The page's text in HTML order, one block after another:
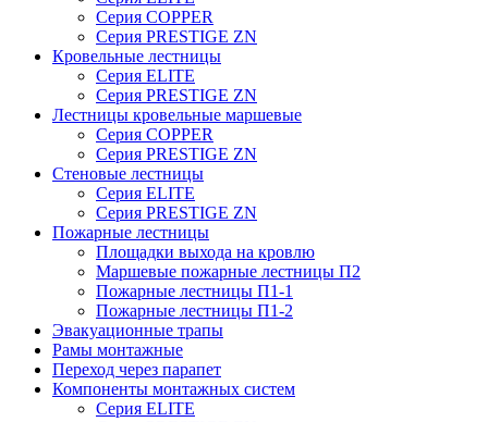
Серия COPPER
Серия PRESTIGE ZN
Кровельные лестницы
Серия ELITE
Серия PRESTIGE ZN
Лестницы кровельные маршевые
Серия COPPER
Серия PRESTIGE ZN
Стеновые лестницы
Серия ELITE
Серия PRESTIGE ZN
Пожарные лестницы
Площадки выхода на кровлю
Маршевые пожарные лестницы П2
Пожарные лестницы П1-1
Пожарные лестницы П1-2
Эвакуационные трапы
Рамы монтажные
Переход через парапет
Компоненты монтажных систем
Серия ELITE